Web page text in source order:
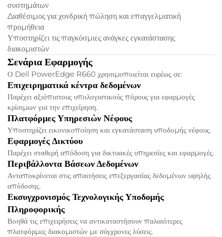
συστημάτων
Διαθέσιμος για χονδρική πώληση και επαγγελματική
προμήθεια
Υποστηρίζει τις παγκόσμιες ανάγκες εγκατάστασης
διακομιστών
Σενάρια Εφαρμογής
Ο Dell PowerEdge R660 χρησιμοποιείται ευρέως σε:
Επιχειρηματικά κέντρα δεδομένων
Παρέχει αξιόπιστους υπολογιστικούς πόρους για εφαρμογές
κρίσιμων για την επιχείρηση.
Πλατφόρμες Υπηρεσιών Νέφους
Υποστηρίζει εικονικοποίηση και εγκατάσταση υποδομής νέφους.
Εφαρμογές Δικτύου
Παρέχει σταθερή απόδοση για δικτυακές υπηρεσίες και εφαρμογές.
Περιβάλλοντα Βάσεων Δεδομένων
Ανταποκρίνεται στις απαιτήσεις επεξεργασίας δεδομένων υψηλής
απόδοσης.
Εκσυγχρονισμός Τεχνολογικής Υποδομής
Πληροφορικής
Βοηθά τις επιχειρήσεις να αντικαταστήσουν παλαιότερες
πλατφόρμες διακομιστών με σύγχρονες λύσεις.